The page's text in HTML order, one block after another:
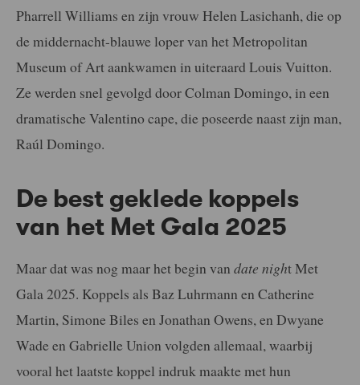
Pharrell Williams en zijn vrouw Helen Lasichanh, die op
de middernacht-blauwe loper van het Metropolitan
Museum of Art aankwamen in uiteraard Louis Vuitton.
Ze werden snel gevolgd door Colman Domingo, in een
dramatische Valentino cape, die poseerde naast zijn man,
Raúl Domingo.
De best geklede koppels
van het Met Gala 2025
Maar dat was nog maar het begin van date night Met
Gala 2025. Koppels als Baz Luhrmann en Catherine
Martin, Simone Biles en Jonathan Owens, en Dwyane
Wade en Gabrielle Union volgden allemaal, waarbij
vooral het laatste koppel indruk maakte met hun